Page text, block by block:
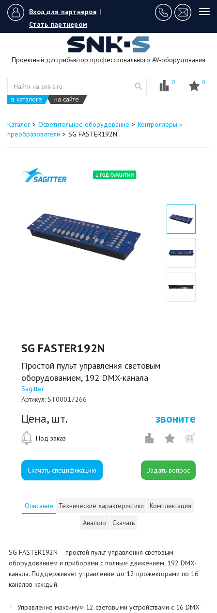
Вход для партнеров |
Стать партнером
Проектный дистрибьютор профессионального AV-оборудования
в каталоге на сайте
0 0
Каталог Осветительное оборудование
Контроллеры и
преобразователи
SG FASTER192N
SG FASTER192N
Простой пульт управления световым
оборудованием, 192 DMX-канала
Sagitter
Артикул: ST00017266
Цена, шт. звоните
Под заказ
Скачать спецификацию
Описание Технические характеристики
Комплектация
Аналоги
Скачать
SG FASTER192N – простой пульт управления световым
оборудованием и приборами с полным движением, 192 DMX-
канала. Поддерживает управление до 12 прожекторами по 16
каналов каждый.
Управление максимум 12 световыми устройствами с 16 DMX-